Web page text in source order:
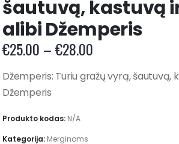
šautuvą, kastuvą
alibi Džemperis
€25.00 –€28.00
€25.00
Džemperis: Turiu gražų vyrą, šautuvą,
Džemperis
Produkto kodas: N/A
Kategorija: Merginoms